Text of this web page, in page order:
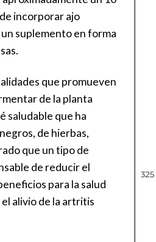
incorporar ajo
suplemento en forma
que promueven
de la planta
saludable que ha
de hierbas,
que un tipo de
de reducir el
para la salud
alivio de la artritis